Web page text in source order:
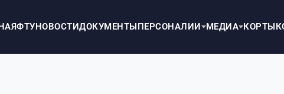
ФТУНОВОСТИДОКУМЕНТЫПЕРСОНАЛИИ МЕДИА КОРТЫ